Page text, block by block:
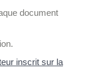
document
inscrit sur la